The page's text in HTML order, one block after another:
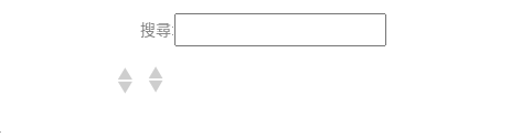
搜尋: